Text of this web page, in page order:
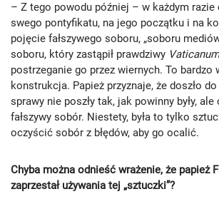
– Z tego powodu później – w każdym razie
swego pontyfikatu, na jego początku i na
pojęcie fałszywego soboru, „soboru
soboru, który zastąpił prawdziwy
postrzeganie go przez wiernych. To bardzo
konstrukcja. Papież przyznaje, że doszło
sprawy nie poszły tak, jak powinny były,
fałszywy sobór. Niestety, była to tylko
oczyścić sobór z błędów, aby go ocalić.
Chyba można odnieść wrażenie, że papież
zaprzestał używania tej „sztuczki”?